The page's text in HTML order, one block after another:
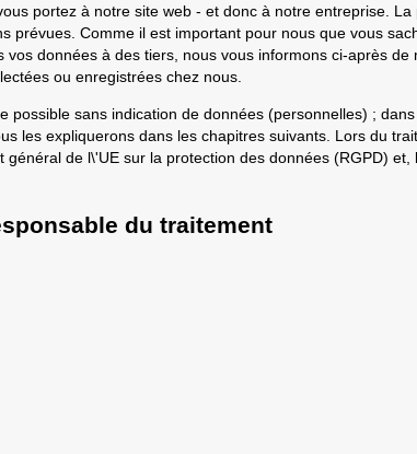
portez à notre site web - et donc à notre entreprise.
prévues. Comme il est important pour nous que vous
données à des tiers, nous vous informons ci-après
ou enregistrées chez nous.
possible sans indication de données (personnelles) ;
les expliquerons dans les chapitres suivants. Lors du
de l\'UE sur la protection des données (RGPD)
du traitement